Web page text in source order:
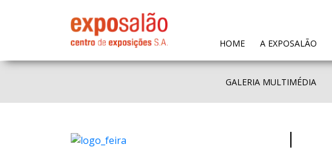
HOME(CURRENT)
A EXPOSALÃO
GALERIA MULTIMÉDIA